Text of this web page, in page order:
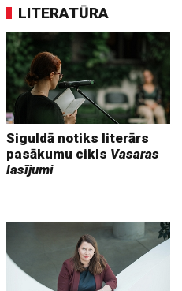
LITERATŪRA
Siguldā notiks literārs
pasākumu cikls Vasaras
lasījumi